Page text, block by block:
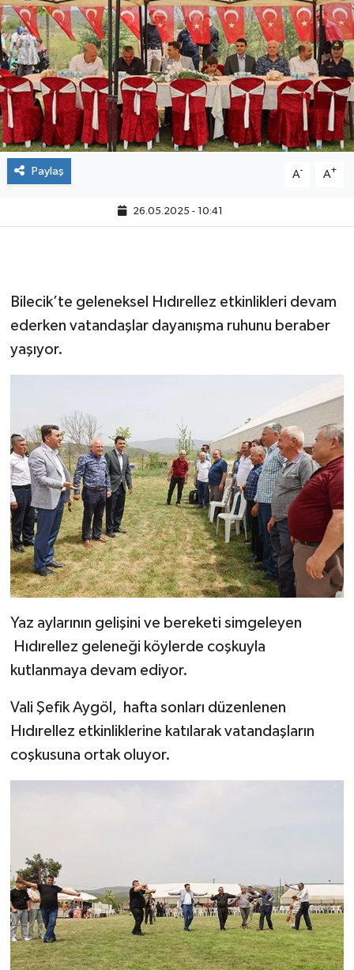
Paylaş A- A+
26.05.2025 - 10:41
Bilecik’te geleneksel Hıdırellez etkinlikleri devam
ederken vatandaşlar dayanışma ruhunu beraber
yaşıyor.
Yaz aylarının gelişini ve bereketi simgeleyen
Hıdırellez geleneği köylerde coşkuyla
kutlanmaya devam ediyor.
Vali Şefik Aygöl, hafta sonları düzenlenen
Hıdırellez etkinliklerine katılarak vatandaşların
coşkusuna ortak oluyor.